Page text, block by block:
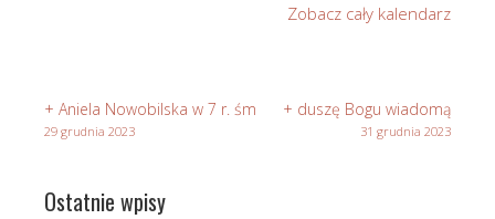
Zobacz cały kalendarz
+ Aniela Nowobilska w 7 r. śm
29 grudnia 2023
+ duszę Bogu wiadomą
31 grudnia 2023
Ostatnie wpisy